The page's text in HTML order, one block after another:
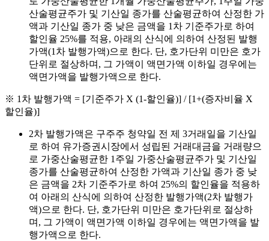
산술평균주가 및 기산일 종가를 산술평균하여 산정한 가
액과 기산일 종가 중 낮은 금액을 1 차 기준주가로 하여
할인율 25%를 적용, 아래의 산식에 의하여 산정된 발행
가액(1 차 발행가액)으로 한다. 단, 호가단위 미만은 호가
단위로 절상하며 , 그 가액이 액면가액 이하일 경우에는
액면가액을 발행가액으로 한다.
※ 1 차 발행가액 = [기준주가 X (1-할인율)] / [1+(증자비율 X
할인율)]
2차 발행가액은 구주주 청약일 전 제 3거래일을 기산일
로 하여 유가증권시장에서 성립된 거래대금을 거래량으
로 가중산술평균한 1 주일 가중산술평균주가 및 기산일
종가를 산술평균하여 산정한 가액과 기산일 종가 중 낮
은 금액을 2차 기준주가로 하여 25%의 할인율을 적용하
여 아래의 산식에 의하여 산정한 발행가액(2차 발행가
액)으로 한다. 단, 호가단위 미만은 호가단위로 절상하
며 , 그 가액이 액면가액 이하일 경우에는 액면가액을 발
행가액으로 한다.